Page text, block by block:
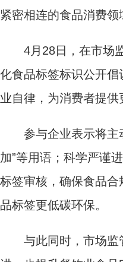
紧密相连的食品消费
4月28日，在市场监
化食品标签标识公开
业自律，为消费者提
参与企业表示将主动
加”等用语；科学严谨
标签审核，确保食品
品标签更低碳环保。
与此同时，市场监管